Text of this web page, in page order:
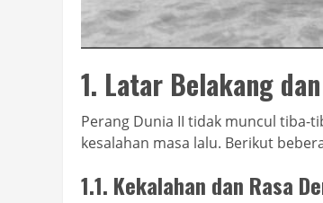
1. Latar Belakang
Perang Dunia II tidak muncul tiba-
kesalahan masa lalu. Berikut
1.1. Kekalahan dan Rasa